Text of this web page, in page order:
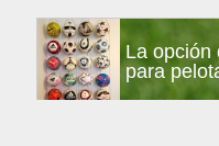
Barra
lateral
principal
La opción
para